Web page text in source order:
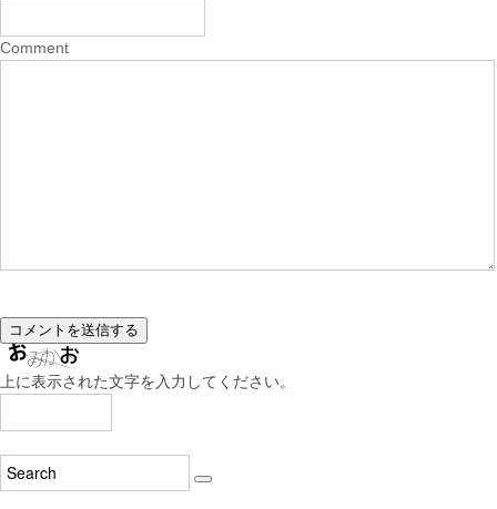
Comment
上に表示された文字を入力してください。